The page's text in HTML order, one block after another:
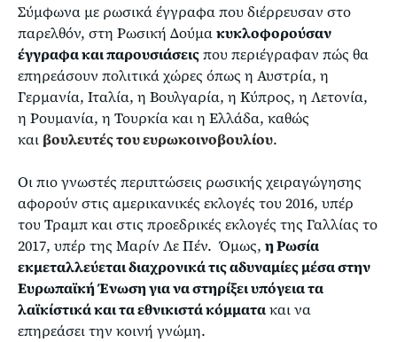
Σύμφωνα με ρωσικά έγγραφα που διέρρευσαν στο
παρελθόν, στη Ρωσική Δούμακυκλοφορούσαν
έγγραφα και παρουσιάσειςπου περιέγραφαν πώς θα
επηρεάσουν πολιτικά χώρες όπως η Αυστρία, η
Γερμανία, Ιταλία, η Βουλγαρία, η Κύπρος, η Λετονία,
η Ρουμανία, η Τουρκία και η Ελλάδα, καθώς
και βουλευτές του ευρωκοινοβουλίου.
Οι πιο γνωστές περιπτώσεις ρωσικής χειραγώγησης
αφορούν στις αμερικανικές εκλογές του 2016, υπέρ
του Τραμπ και στις προεδρικές εκλογές της Γαλλίας το
2017, υπέρ της Μαρίν Λε Πέν. Όμως, η Ρωσία
εκμεταλλεύεται διαχρονικά τις αδυναμίες μέσα στην
Ευρωπαϊκή Ένωση για να στηρίξει υπόγεια τα
λαϊκίστικά και τα εθνικιστά κόμματακαι να
επηρεάσει την κοινή γνώμη.